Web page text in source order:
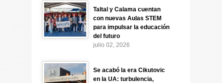
Taltal y Calama cuentan
con nuevas Aulas STEM
para impulsar la educación
del futuro
julio 02, 2026
Se acabó la era Cikutovic
en la UA: turbulencia,